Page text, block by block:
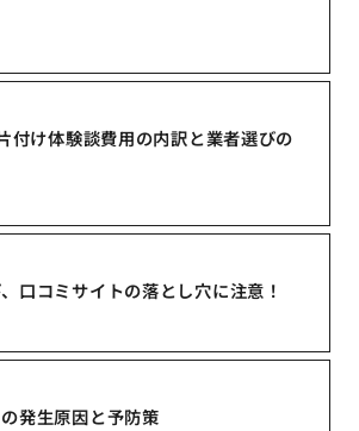
付け体験談費用の内訳と業者選びの
口コミサイトの落とし穴に注意！
発生原因と予防策